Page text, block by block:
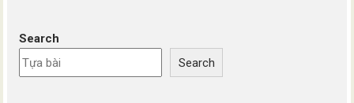
Search
Search